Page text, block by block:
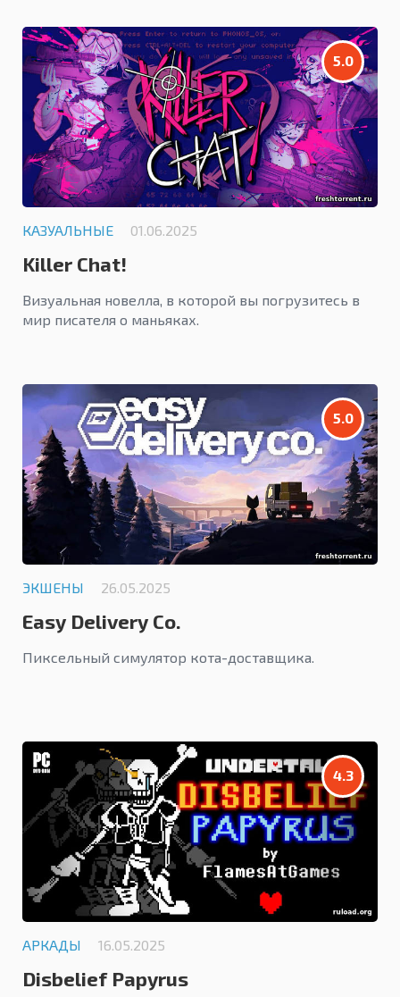
5.0
КАЗУАЛЬНЫЕ 01.06.2025
Killer Chat!
Визуальная новелла, в которой вы погрузитесь в
мир писателя о маньяках.
5.0
ЭКШЕНЫ 26.05.2025
Easy Delivery Co.
Пиксельный симулятор кота-доставщика.
4.3
АРКАДЫ 16.05.2025
Disbelief Papyrus